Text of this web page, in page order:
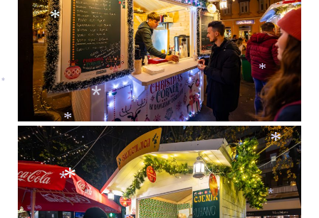
*
*
*
*
*
* *
*
*
*